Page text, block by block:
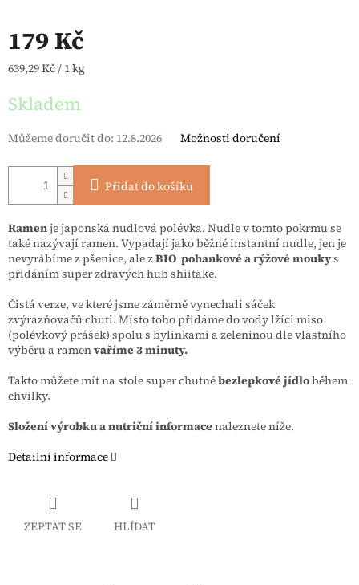
179 Kč
Měrná cena:
639,29 Kč / 1 kg
Skladem
Můžeme doručit do: 12.8.2026 Možnosti doručení
Přidat do košíku
Ramenje japonská nudlová polévka. Nudle v tomto pokrmu se
také nazývají ramen. Vypadají jako běžné instantní nudle, jen je
nevyrábíme z pšenice, ale zBIO pohankové a rýžové moukys
přidáním super zdravých hub shiitake.
Čistá verze, ve které jsme záměrně vynechali sáček
zvýrazňovačů chuti. Místo toho přidáme do vody lžíci miso
(polévkový prášek) spolu s bylinkami a zeleninou dle vlastního
výběru a ramenvaříme 3 minuty.
Takto můžete mít na stole super chutnébezlepkové jídloběhem
chvilky.
Složení výrobku a nutriční informacenaleznete níže.
Detailní informace
ZEPTAT SE HLÍDAT